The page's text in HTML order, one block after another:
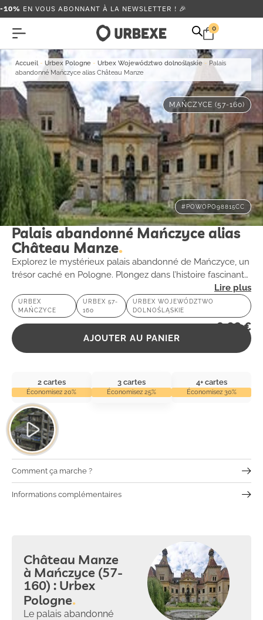
-10% EN VOUS ABONNANT À LA NEWSLETTER ! 🎉
0
Accueil - Urbex Pologne - Urbex Województwo dolnośląskie - Palais
abandonné Mańczyce alias Château Manze
MAŃCZYCE (57-160)
#POWOPO98815CC
Palais abandonné Mańczyce alias
Château Manze
Explorez le mystérieux palais abandonné de Mańczyce, un
trésor caché en Pologne. Plongez dans l’histoire fascinante
de ce château en délabrement et laissez-vous séduire par
son ambiance inquiétante.
URBEX
MAŃCZYCE
URBEX 57-
160
URBEX WOJEWÓDZTWO
DOLNOŚLĄSKIE
2,99€
AJOUTER AU PANIER
2 cartes
Économisez 20%
3 cartes
Économisez 25%
4+ cartes
Économisez 30%
Comment ça marche ?
Informations complémentaires
Château Manze
à Mańczyce (57-
160) : Urbex
Pologne
Le palais abandonné